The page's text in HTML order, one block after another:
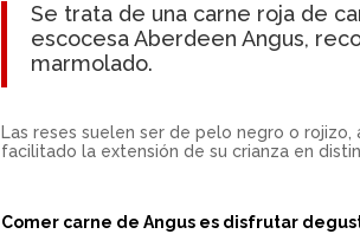
Se trata de una carne roja de
escocesa Aberdeen Angus,
marmolado.
Las reses suelen ser de pelo negro o
facilitado la extensión de su crianza en
Comer carne de Angus es disfrutar